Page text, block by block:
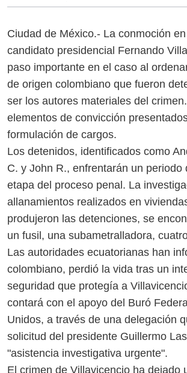
Ciudad de México.- La conmoción
candidato presidencial Fernando
paso importante en el caso al
de origen colombiano que fueron
ser los autores materiales del
elementos de convicción
formulación de cargos.
Los detenidos, identificados como
C. y John R., enfrentarán un
etapa del proceso penal. La
allanamientos realizados en
produjeron las detenciones, se
un fusil, una subametralladora,
Las autoridades ecuatorianas han
colombiano, perdió la vida tras un
seguridad que protegía a
contará con el apoyo del Buró
Unidos, a través de una delegación
solicitud del presidente Guillermo
"asistencia investigativa urgente".
El crimen de Villavicencio ha dejado